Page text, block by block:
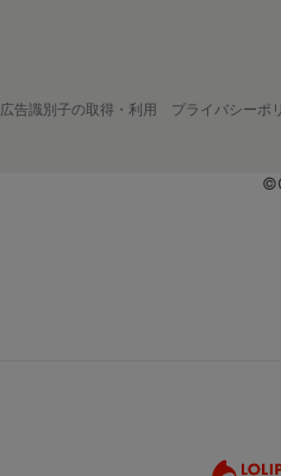
広告識別子の取得・利用 プライバシーポ